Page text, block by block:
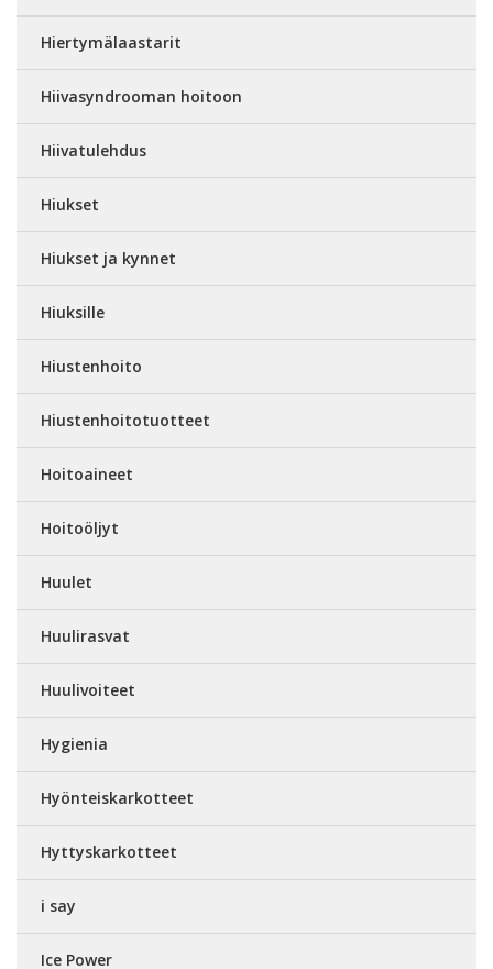
Hiertymälaastarit
Hiivasyndrooman hoitoon
Hiivatulehdus
Hiukset
Hiukset ja kynnet
Hiuksille
Hiustenhoito
Hiustenhoitotuotteet
Hoitoaineet
Hoitoöljyt
Huulet
Huulirasvat
Huulivoiteet
Hygienia
Hyönteiskarkotteet
Hyttyskarkotteet
i say
Ice Power